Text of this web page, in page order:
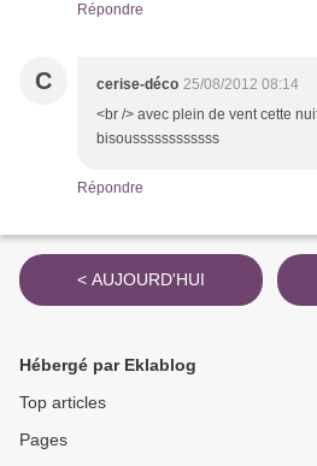
Répondre
C cerise-déco 25/08/2012 08:14
<br /> avec plein de vent cette
bisoussssssssssss
Répondre
< AUJOURD'HUI
Hébergé par Eklablog
Top articles
Pages